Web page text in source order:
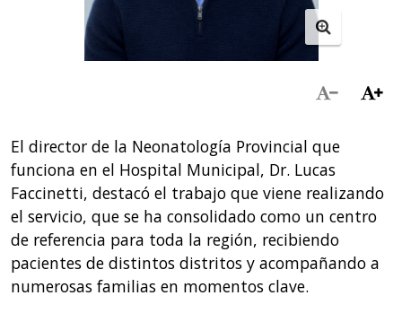
El director de la Neonatología Provincial que
funciona en el Hospital Municipal, Dr. Lucas
Faccinetti, destacó el trabajo que viene realizando
el servicio, que se ha consolidado como un centro
de referencia para toda la región, recibiendo
pacientes de distintos distritos y acompañando a
numerosas familias en momentos clave.